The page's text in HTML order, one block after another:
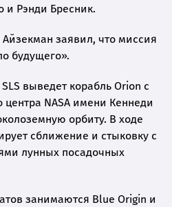
и Рэнди Бресник.
Айзекман заявил, что миссия
будущего».
выведет корабль Orion с
NASA имени Кеннеди
орбиту. В ходе
сближение и стыковку с
лунных посадочных
занимаются Blue Origin и